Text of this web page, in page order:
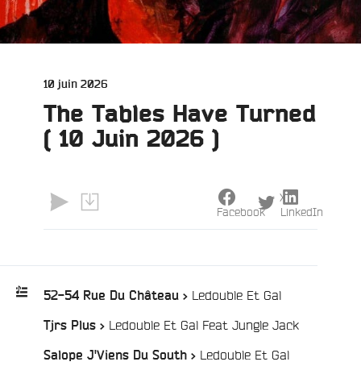
Publié
10 juin 2026
The Tables Have Turned
( 10 Juin 2026 )
Playlist
:
52-54 Rue Du Château > Ledouble Et Gal/
Tjrs Plus > Ledouble Et Gal Feat Jungle Jack/
Salope J'Viens Du South > Ledouble Et Gal/
Facebook
X
LinkedIn